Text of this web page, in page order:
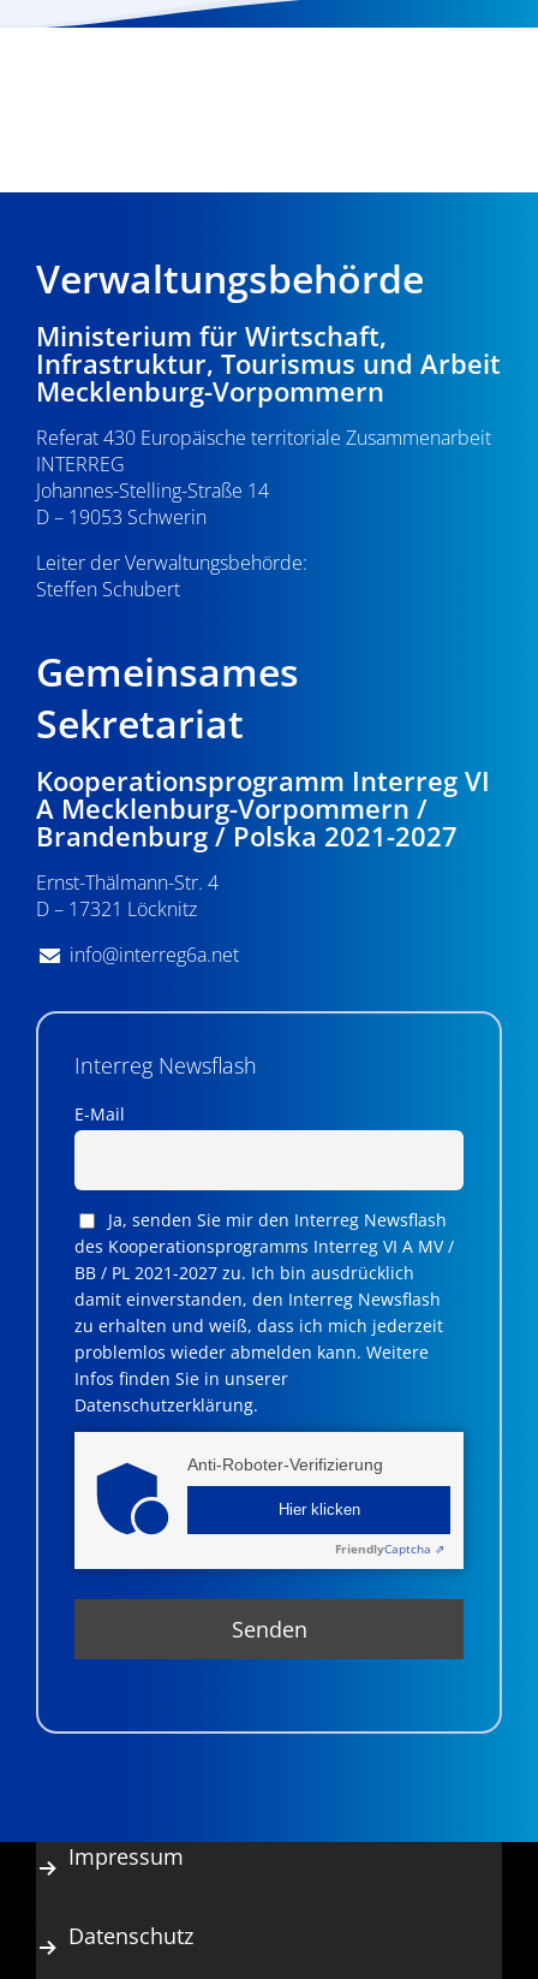
Verwaltungsbehörde
Ministerium für Wirtschaft,
Infrastruktur, Tourismus und Arbeit
Mecklenburg-Vorpommern
Referat 430 Europäische territoriale Zusammenarbeit
INTERREG
Johannes-Stelling-Straße 14
D – 19053 Schwerin
Leiter der Verwaltungsbehörde:
Steffen Schubert
Gemeinsames
Sekretariat
Kooperationsprogramm Interreg VI
A Mecklenburg-Vorpommern /
Brandenburg / Polska 2021-2027
Ernst-Thälmann-Str. 4
D – 17321 Löcknitz
info@interreg6a.net
Interreg Newsflash
E-Mail
Ja, senden Sie mir den Interreg Newsflash
des Kooperationsprogramms Interreg VI A MV /
BB / PL 2021-2027 zu. Ich bin ausdrücklich
damit einverstanden, den Interreg Newsflash
zu erhalten und weiß, dass ich mich jederzeit
problemlos wieder abmelden kann. Weitere
Infos finden Sie in unserer
Datenschutzerklärung.
Anti-Roboter-Verifizierung
Hier klicken
FriendlyCaptcha ⇗
Impressum
Datenschutz